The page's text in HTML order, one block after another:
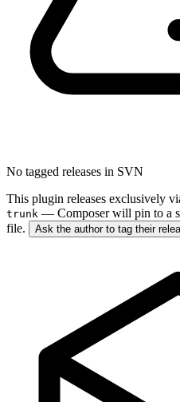
No tagged releases in SVN
This plugin releases exclusively
trunk — Composer will pin to a
file.
Ask the author to tag their